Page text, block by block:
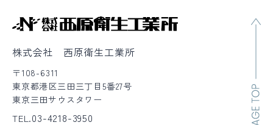
株式会社 西原衛生工業所
〒108-6311
東京都港区三田三丁目5番27号
東京三田サウスタワー
TEL.03-4218-3950